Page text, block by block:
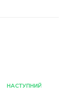
НАСТУПНИЙ